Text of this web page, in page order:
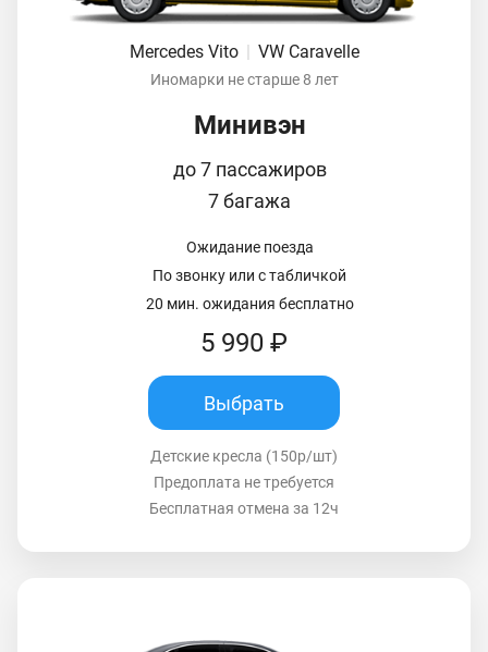
Mercedes Vito VW Caravelle
Иномарки не старше 8 лет
Минивэн
до 7 пассажиров
7 багажа
Ожидание поезда
По звонку или с табличкой
20 мин. ожидания бесплатно
5 990 ₽
Выбрать
Детские кресла (150р/шт)
Предоплата не требуется
Бесплатная отмена за 12ч